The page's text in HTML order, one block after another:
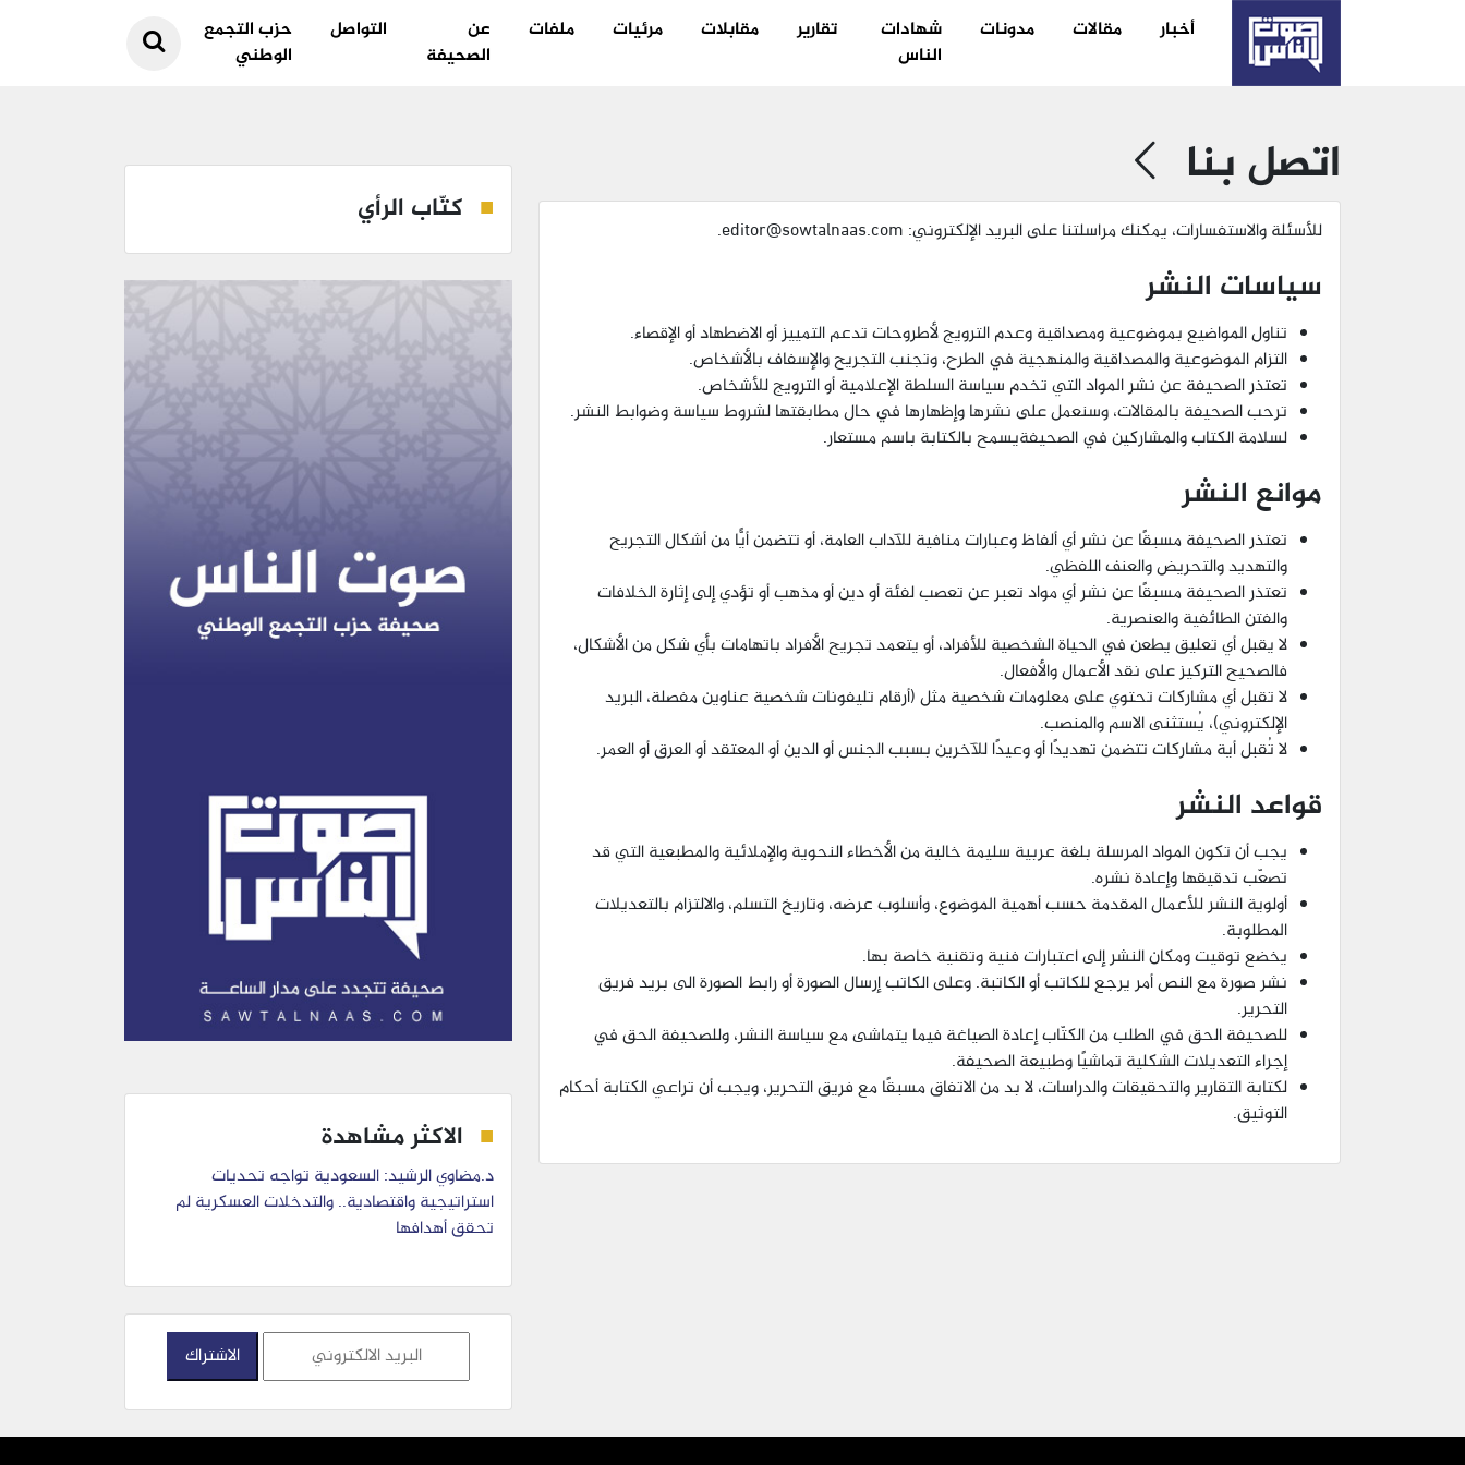
أخبار مقالات مدونات
شهادات
الناس
تقارير مقابلات مرئيات ملفات
عن
الصحيفة
التواصل
حزب التجمع
الوطني
اتصل بنا
للأسئلة والاستفسارات، يمكنك مراسلتنا على البريد الإلكتروني: editor@sowtalnaas.com.
سياسات النشر
تناول المواضيع بموضوعية ومصداقية وعدم الترويج لأطروحات تدعم التمييز أو الاضطهاد أو الإقصاء.
التزام الموضوعية والمصداقية والمنهجية في الطرح، وتجنب التجريح والإسفاف بالأشخاص.
تعتذر الصحيفة عن نشر المواد التي تخدم سياسة السلطة الإعلامية أو الترويج للأشخاص.
ترحب الصحيفة بالمقالات، وسنعمل على نشرها وإظهارها في حال مطابقتها لشروط سياسة وضوابط النشر.
لسلامة الكتاب والمشاركين في الصحيفةيسمح بالكتابة باسم مستعار.
موانع النشر
تعتذر الصحيفة مسبقًا عن نشر أي ألفاظ وعبارات منافية للآداب العامة، أو تتضمن أيًّا من أشكال التجريح
والتهديد والتحريض والعنف اللفظي.
تعتذر الصحيفة مسبقًا عن نشر أي مواد تعبر عن تعصب لفئة أو دين أو مذهب أو تؤدي إلى إثارة الخلافات
والفتن الطائفية والعنصرية.
لا يقبل أي تعليق يطعن في الحياة الشخصية للأفراد، أو يتعمد تجريح الأفراد باتهامات بأي شكل من الأشكال،
فالصحيح التركيز على نقد الأعمال والأفعال.
لا تقبل أي مشاركات تحتوي على معلومات شخصية مثل (أرقام تليفونات شخصية عناوين مفصلة، البريد
الإلكتروني)، يُستثنى الاسم والمنصب.
لا تُقبل أية مشاركات تتضمن تهديدًا أو وعيدًا للآخرين بسبب الجنس أو الدين أو المعتقد أو العرق أو العمر.
قواعد النشر
يجب أن تكون المواد المرسلة بلغة عربية سليمة خالية من الأخطاء النحوية والإملائية والمطبعية التي قد
تصعّب تدقيقها وإعادة نشره.
أولوية النشر للأعمال المقدمة حسب أهمية الموضوع، وأسلوب عرضه، وتاريخ التسلم، والالتزام بالتعديلات
المطلوبة.
يخضع توقيت ومكان النشر إلى اعتبارات فنية وتقنية خاصة بها.
نشر صورة مع النص أمر يرجع للكاتب أو الكاتبة. وعلى الكاتب إرسال الصورة أو رابط الصورة الى بريد فريق
التحرير.
للصحيفة الحق في الطلب من الكتّاب إعادة الصياغة فيما يتماشى مع سياسة النشر، وللصحيفة الحق في
إجراء التعديلات الشكلية تماشيًا وطبيعة الصحيفة.
لكتابة التقارير والتحقيقات والدراسات، لا بد من الاتفاق مسبقًا مع فريق التحرير، ويجب أن تراعي الكتابة أحكام
التوثيق.
كتّاب الرأي
الاكثر مشاهدة
د.مضاوي الرشيد: السعودية تواجه تحديات
استراتيجية واقتصادية.. والتدخلات العسكرية لم
تحقق أهدافها